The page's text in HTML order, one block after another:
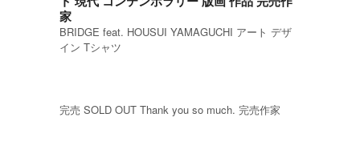
家
BRIDGE feat. HOUSUI YAMAGUCHI アート デザ
イン Tシャツ
完売 SOLD OUT Thank you so much. 完売作家